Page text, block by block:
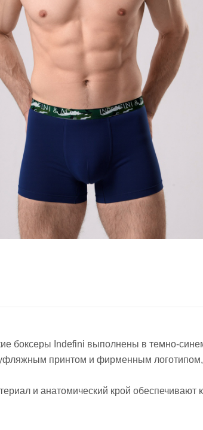
боксеры Indefini выполнены в темно-
принтом и фирменным
и анатомический крой